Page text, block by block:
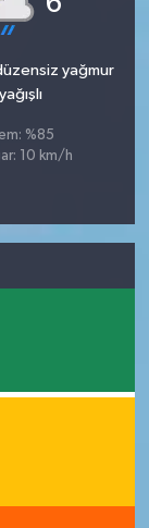
yağmur
yağışlı
%85
10 km/h